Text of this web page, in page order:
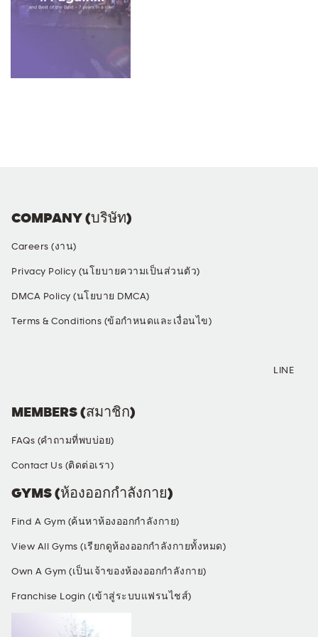
COMPANY (บริษัท)
Careers (งาน)
Privacy Policy (นโยบายความเป็นส่วนตัว)
DMCA Policy (นโยบาย DMCA)
Terms & Conditions (ข้อกำหนดและเงื่อนไข)
GYMS (ห้องออกกำลังกาย)
Find A Gym (ค้นหาห้องออกกำลังกาย)
View All Gyms (เรียกดูห้องออกกำลังกายทั้งหมด)
Own A Gym (เป็นเจ้าของห้องออกกำลังกาย)
Franchise Login (เข้าสู่ระบบแฟรนไชส์)
MEMBERS (สมาชิก)
FAQs (คำถามที่พบบ่อย)
Contact Us (ติดต่อเรา)
LINE